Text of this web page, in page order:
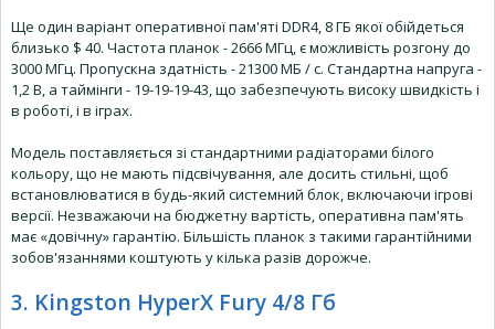
Ще один варіант оперативної пам'яті DDR4, 8 ГБ якої обійдеться
близько $ 40. Частота планок - 2666 МГц, є можливість розгону до
3000 МГц. Пропускна здатність - 21300 МБ / с. Стандартна напруга -
1,2 В, а таймінги - 19-19-19-43, що забезпечують високу швидкість і
в роботі, і в іграх.
Модель поставляється зі стандартними радіаторами білого
кольору, що не мають підсвічування, але досить стильні, щоб
встановлюватися в будь-який системний блок, включаючи ігрові
версії. Незважаючи на бюджетну вартість, оперативна пам'ять
має «довічну» гарантію. Більшість планок з такими гарантійними
зобов'язаннями коштують у кілька разів дорожче.
3. Kingston HyperX Fury 4/8 Гб